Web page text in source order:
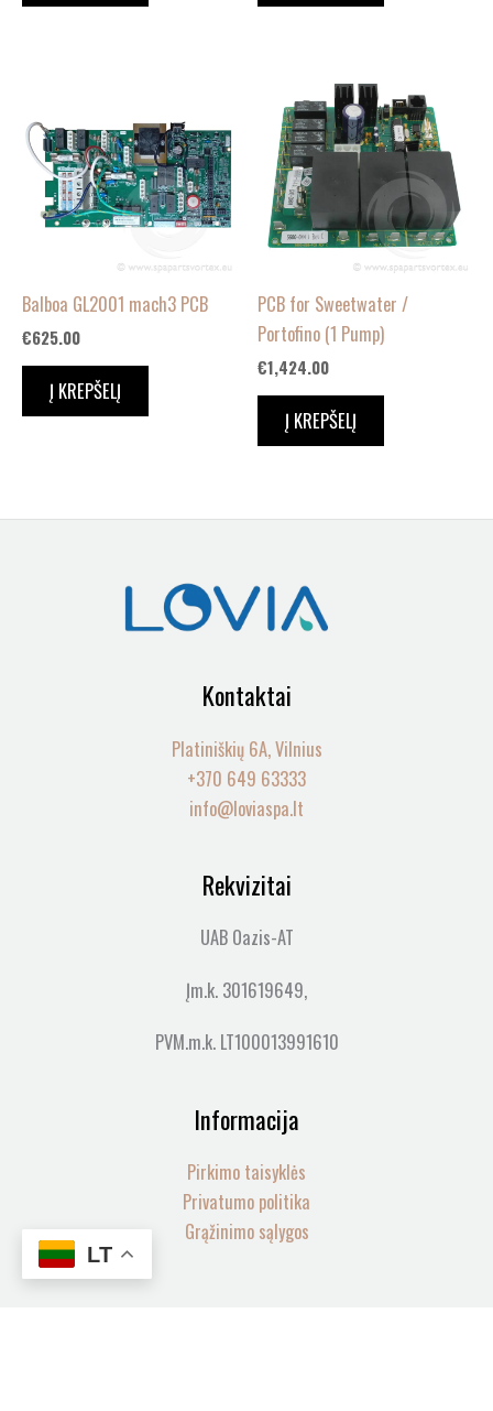
Balboa GL2001 mach3 PCB
€625.00
Į KREPŠELĮ
PCB for Sweetwater /
Portofino (1 Pump)
€1,424.00
Į KREPŠELĮ
Kontaktai
Platiniškių 6A, Vilnius
+370 649 63333
info@loviaspa.lt
Rekvizitai
UAB Oazis-AT
Įm.k. 301619649,
PVM.m.k. LT100013991610
Informacija
Pirkimo taisyklės
Privatumo politika
Grąžinimo sąlygos
LT